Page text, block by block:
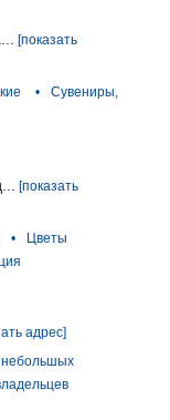
[показать
•
Сувениры,
[показать
•
Цветы
адрес]
небольшых